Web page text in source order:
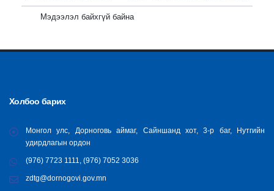
Мэдээлэл байхгүй байна
Холбоо барих
Монгол улс, Дорноговь аймаг, Сайншанд хот, 3-р баг, Нутгийн
удирдлагын ордон
(976) 7723 1111, (976) 7052 3036
zdtg@dornogovi.gov.mn